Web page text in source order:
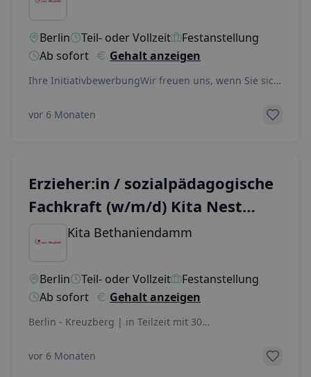
Berlin Teil- oder Vollzeit
Festanstellung
Ab sofort
Gehalt anzeigen
Ihre InitiativbewerbungWir freuen uns, wenn Sie sich
vor 6 Monaten
Erzieher:in / sozialpädagogische
Fachkraft (w/m/d) Kita Nest
Kreuzberg
Kita Bethaniendamm
Berlin Teil- oder Vollzeit
Festanstellung
Ab sofort
Gehalt anzeigen
Berlin - Kreuzberg | in Teilzeit mit 30
Berlin, e
vor 6 Monaten